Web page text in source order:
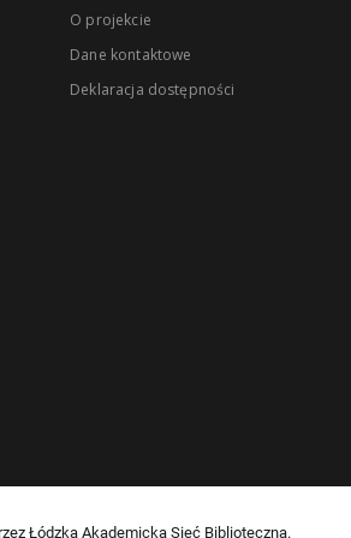
O projekcie
Dane kontaktowe
Deklaracja dostępności
Łódzką Akademicką Sieć Biblioteczną.